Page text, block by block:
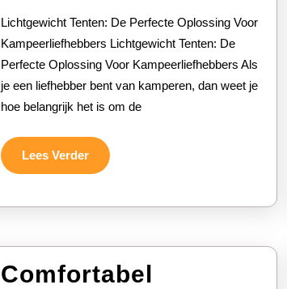
van
een
Tent
Lichtgewicht Tenten: De Perfecte Oplossing Voor
Kampeerliefhebbers Lichtgewicht Tenten: De
Perfecte Oplossing Voor Kampeerliefhebbers Als
je een liefhebber bent van kamperen, dan weet je
hoe belangrijk het is om de
Lees VerderLees
Verder
Comfortabel